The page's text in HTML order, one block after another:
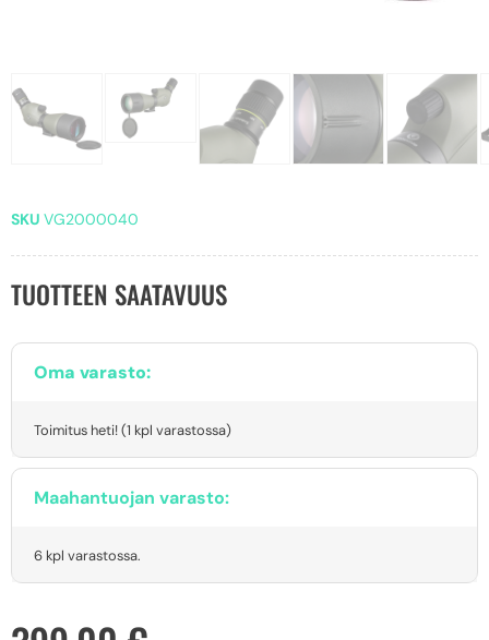
SKU VG2000040
TUOTTEEN SAATAVUUS
Oma varasto:
Toimitus heti! (1 kpl varastossa)
Maahantuojan varasto:
6 kpl varastossa.